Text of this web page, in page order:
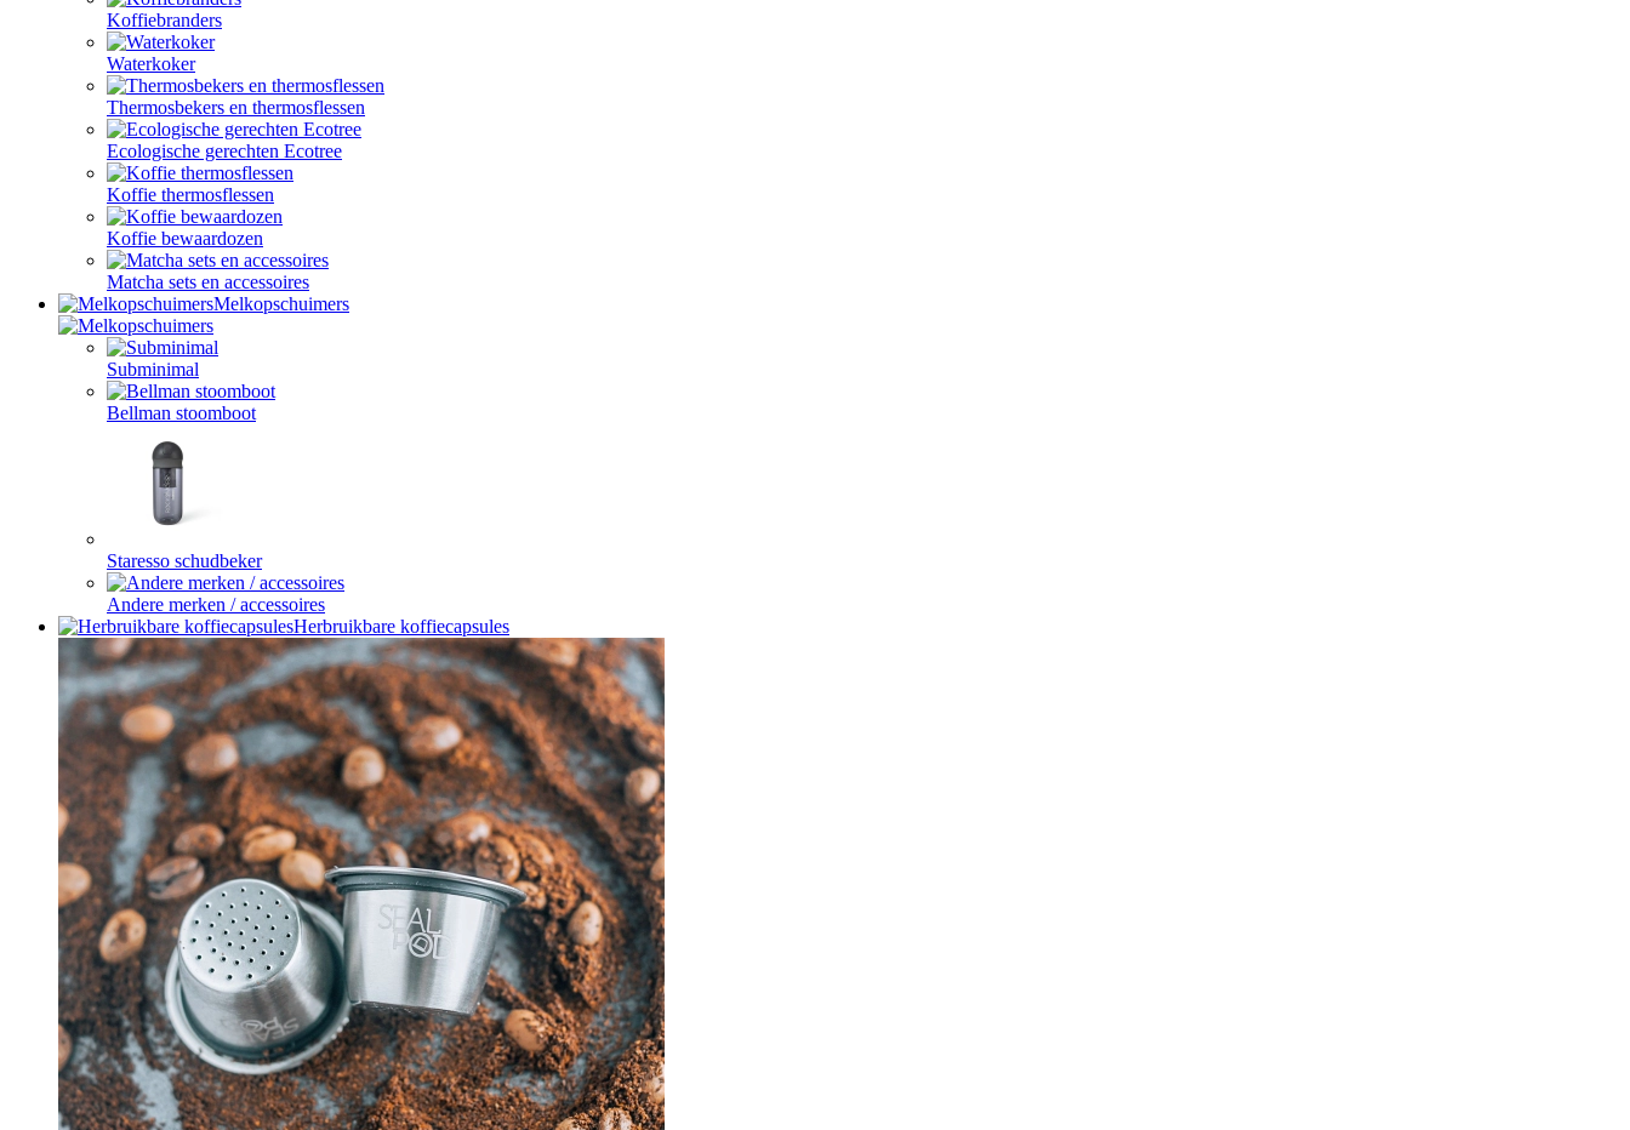
Koffiebranders
Waterkoker
Thermosbekers en thermosflessen
Ecologische gerechten Ecotree
Koffie thermosflessen
Koffie bewaardozen
Matcha sets en accessoires
Melkopschuimers
Subminimal
Bellman stoomboot
Staresso schudbeker
Andere merken / accessoires
Herbruikbare koffiecapsules